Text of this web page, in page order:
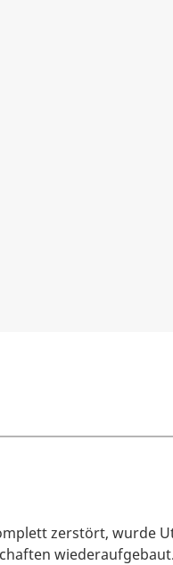
zerstört, wurde